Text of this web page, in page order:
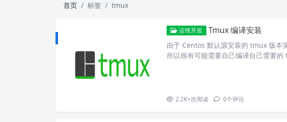
首页
标签 tmux
运维开发 Tmux 编译安装
由于 Centos 默认源安装的 tmux 版本
所以很有可能需要自己编译自己需要
2.2K+次阅读 0个评论